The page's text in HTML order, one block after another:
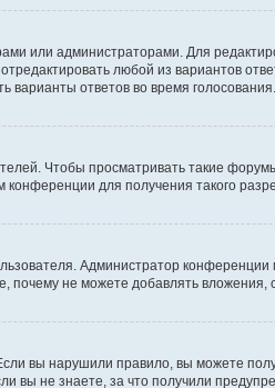
или администраторами. Для
любой из вариантов
варианты ответов во время голосования.
Чтобы просматривать такие
для получения такого
Администратор
не можете добавлять
вы нарушили правило, вы можете
вы не знаете, за что получили